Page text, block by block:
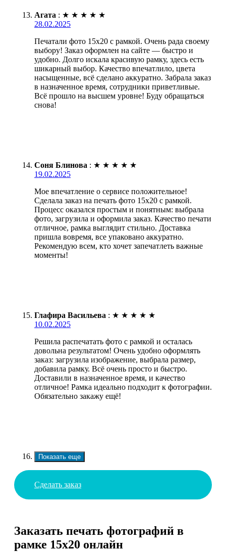
Агата : ★ ★ ★ ★ ★
28.02.2025
Печатали фото 15х20 с рамкой. Очень рада своему
выбору! Заказ оформлен на сайте — быстро и
удобно. Долго искала красивую рамку, здесь есть
шикарный выбор. Качество впечатлило, цвета
насыщенные, всё сделано аккуратно. Забрала заказ
в назначенное время, сотрудники приветливые.
Всё прошло на высшем уровне! Буду обращаться
снова!
Соня Блинова : ★ ★ ★ ★ ★
19.02.2025
Мое впечатление о сервисе положительное!
Сделала заказ на печать фото 15х20 с рамкой.
Процесс оказался простым и понятным: выбрала
фото, загрузила и оформила заказ. Качество печати
отличное, рамка выглядит стильно. Доставка
пришла вовремя, все упаковано аккуратно.
Рекомендую всем, кто хочет запечатлеть важные
моменты!
Глафира Васильева : ★ ★ ★ ★ ★
10.02.2025
Решила распечатать фото с рамкой и осталась
довольна результатом! Очень удобно оформлять
заказ: загрузила изображение, выбрала размер,
добавила рамку. Всё очень просто и быстро.
Доставили в назначенное время, и качество
отличное! Рамка идеально подходит к фотографии.
Обязательно закажу ещё!
Показать еще
Сделать заказ
Заказать печать фотографий в
рамке 15х20 онлайн